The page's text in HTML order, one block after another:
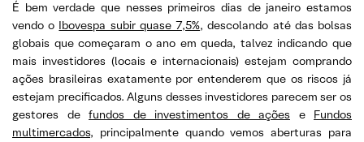
É bem verdade que nesses primeiros dias de janeiro estamos
vendo o Ibovespa subir quase 7,5%, descolando até das bolsas
globais que começaram o ano em queda, talvez indicando que
mais investidores (locais e internacionais) estejam comprando
ações brasileiras exatamente por entenderem que os riscos já
estejam precificados. Alguns desses investidores parecem ser os
gestores de fundos de investimentos de ações e Fundos
multimercados, principalmente quando vemos aberturas para